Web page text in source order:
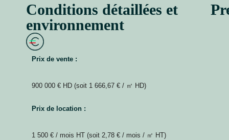
Conditions détaillées et
environnement
Prix de vente :
900 000 € HD (soit 1 666,67 € / ㎡ HD)
Prix de location :
1 500 € / mois HT (soit 2,78 € / mois / ㎡ HT)